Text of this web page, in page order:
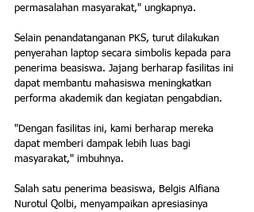
permasalahan masyarakat," ungkapnya.
Selain penandatanganan PKS, turut dilakukan
penyerahan laptop secara simbolis kepada para
penerima beasiswa. Jajang berharap fasilitas ini
dapat membantu mahasiswa meningkatkan
performa akademik dan kegiatan pengabdian.
"Dengan fasilitas ini, kami berharap mereka
dapat memberi dampak lebih luas bagi
masyarakat," imbuhnya.
Salah satu penerima beasiswa, Belgis Alfiana
Nurotul Qolbi, menyampaikan apresiasinya